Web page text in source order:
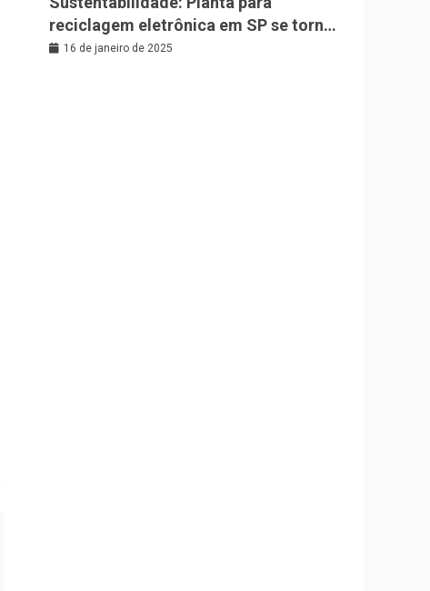
reciclagem eletrônica em SP se torna
a maior da América Latina
16 de janeiro de 2025